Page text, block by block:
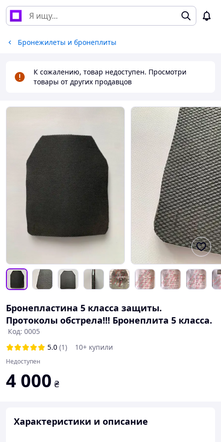
Бронежилеты и бронеплиты
К сожалению, товар недоступен. Просмотри
товары от других продавцов
Бронепластина 5 класса защиты.
Протоколы обстрела!!! Бронеплита 5 класса.
Код: 0005
5.0 (1) 10+ купили
Недоступен
4 000 ₴
Характеристики и описание